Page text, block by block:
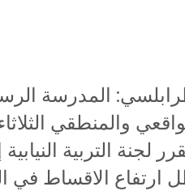
المدرسة
لجنة التربية
ارتفاع الاقساط في